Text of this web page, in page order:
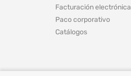
Facturación electrónica
Paco corporativo
Catálogos